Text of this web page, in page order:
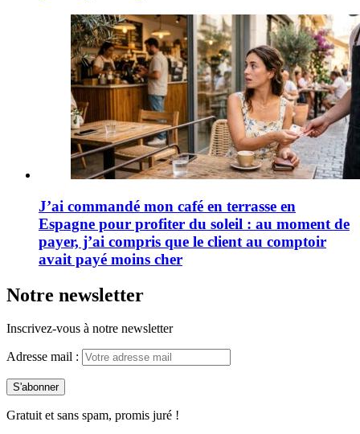
J’ai commandé mon café en terrasse en
Espagne pour profiter du soleil : au moment de
payer, j’ai compris que le client au comptoir
avait payé moins cher
Notre newsletter
Inscrivez-vous à notre newsletter
Adresse mail :
Gratuit et sans spam, promis juré !